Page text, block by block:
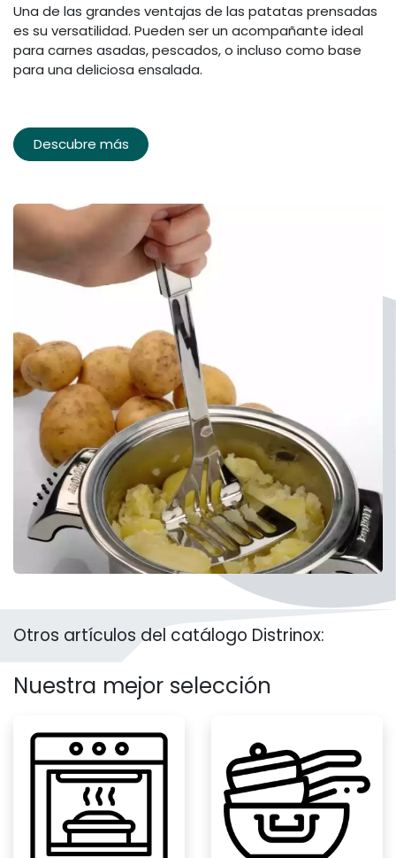
Una de las grandes ventajas de las patatas prensadas
es su versatilidad. Pueden ser un acompañante ideal
para carnes asadas, pescados, o incluso como base
para una deliciosa ensalada.
Descubre más
Otros artículos del catálogo Distrinox:
Nuestra mejor selección